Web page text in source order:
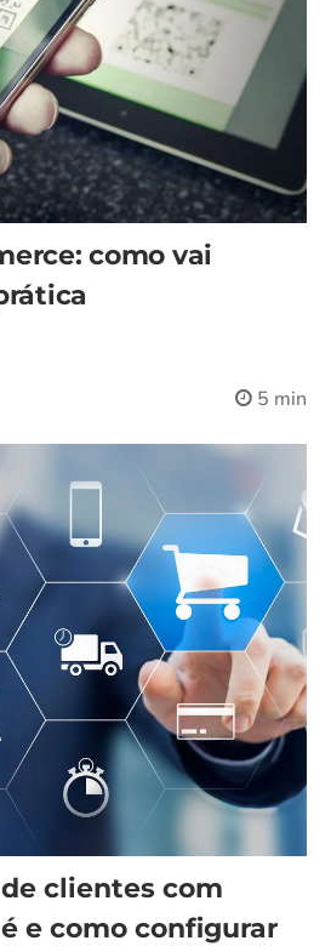
como vai
5 min
clientes com
e como configurar